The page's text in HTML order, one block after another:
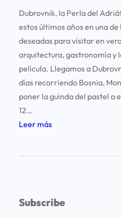
Dubrovnik, la Perla del
estos últimos años en una
deseadas para visitar en
arquitectura, gastronomía y
película. Llegamos a
días recorriendo Bosnia,
poner la guinda del pastel a
12…
Leer más:
a
Subscribe